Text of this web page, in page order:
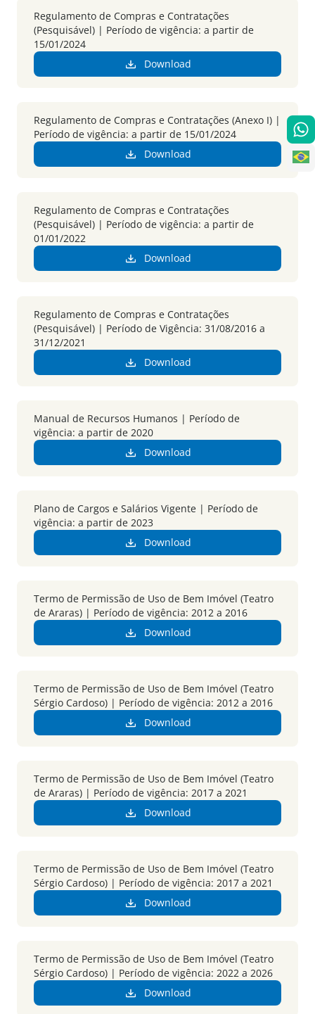
Regulamento de Compras e Contratações
(Pesquisável) | Período de vigência: a partir de
15/01/2024
Download
Regulamento de Compras e Contratações (Anexo I) |
Período de vigência: a partir de 15/01/2024
Download
Regulamento de Compras e Contratações
(Pesquisável) | Período de vigência: a partir de
01/01/2022
Download
Regulamento de Compras e Contratações
(Pesquisável) | Período de Vigência: 31/08/2016 a
31/12/2021
Download
Manual de Recursos Humanos | Período de
vigência: a partir de 2020
Download
Plano de Cargos e Salários Vigente | Período de
vigência: a partir de 2023
Download
Termo de Permissão de Uso de Bem Imóvel (Teatro
de Araras) | Período de vigência: 2012 a 2016
Download
Termo de Permissão de Uso de Bem Imóvel (Teatro
Sérgio Cardoso) | Período de vigência: 2012 a 2016
Download
Termo de Permissão de Uso de Bem Imóvel (Teatro
de Araras) | Período de vigência: 2017 a 2021
Download
Termo de Permissão de Uso de Bem Imóvel (Teatro
Sérgio Cardoso) | Período de vigência: 2017 a 2021
Download
Termo de Permissão de Uso de Bem Imóvel (Teatro
Sérgio Cardoso) | Período de vigência: 2022 a 2026
Download